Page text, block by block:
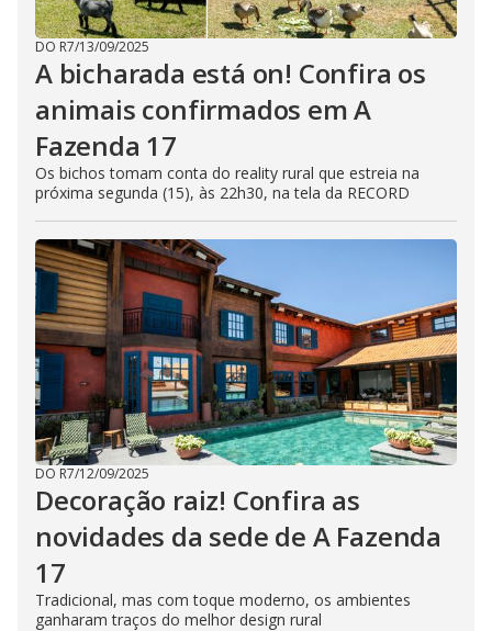
DO R7/13/09/2025
A bicharada está on! Confira os
animais confirmados em A
Fazenda 17
Os bichos tomam conta do reality rural que estreia na
próxima segunda (15), às 22h30, na tela da RECORD
DO R7/12/09/2025
Decoração raiz! Confira as
novidades da sede de A Fazenda
17
Tradicional, mas com toque moderno, os ambientes
ganharam traços do melhor design rural